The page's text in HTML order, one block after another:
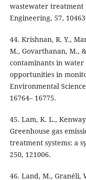
wastewater treatment
Engineering, 57,
44. Krishnan, R. Y.,
M., Govarthanan, M.,
contaminants in water
opportunities in
Environmental
16764– 16775.
45. Lam, K. L.,
Greenhouse gas
treatment systems: a
250, 121006.
46. Land, M., Granéli,